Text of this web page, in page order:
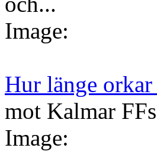
Image:
Hur länge orkar
mot Kalmar
Image: